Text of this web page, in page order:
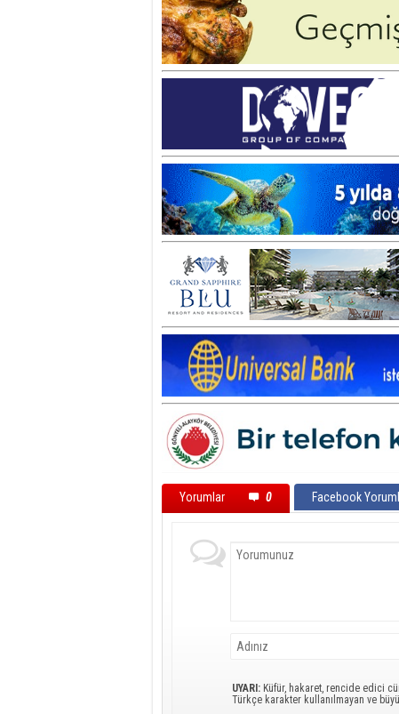
Yorumlar 0 Facebook
UYARI: Küfür, hakaret, rencide edici
Türkçe karakter kullanılmayan ve